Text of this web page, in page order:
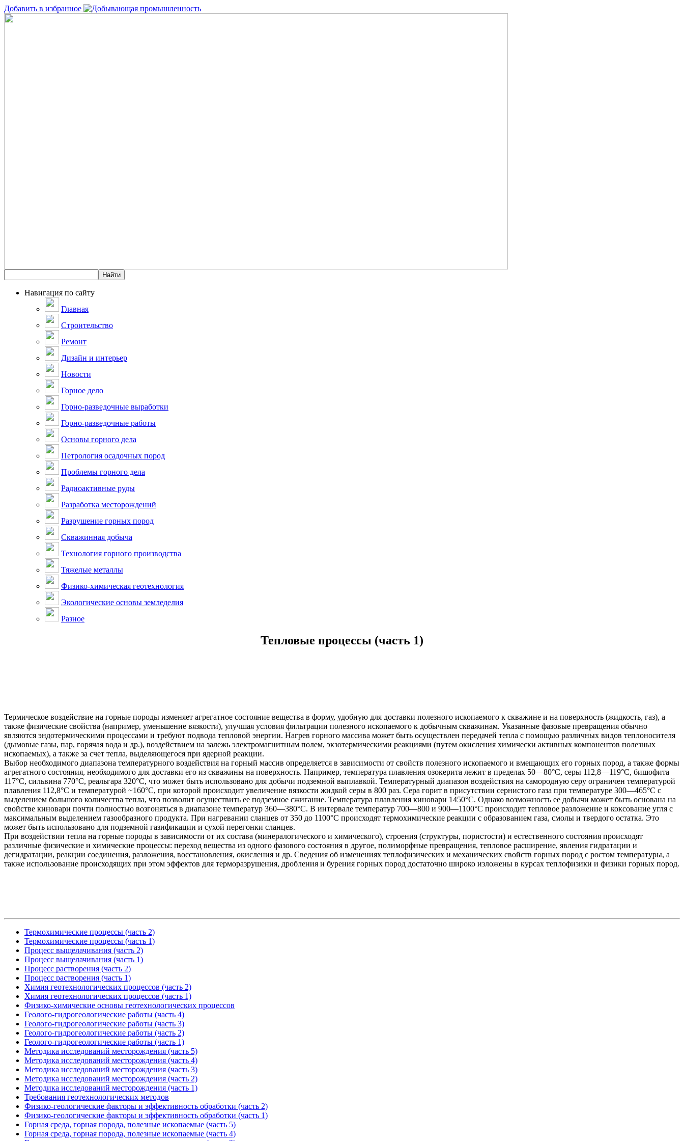
Добавить в избранное
Навигация по сайту
Главная
Строительство
Ремонт
Дизайн и интерьер
Новости
Горное дело
Горно-разведочные выработки
Горно-разведочные работы
Основы горного дела
Петрология осадочных пород
Проблемы горного дела
Радиоактивные руды
Разработка месторождений
Разрушение горных пород
Скважинная добыча
Технология горного производства
Тяжелые металлы
Физико-химическая геотехнология
Экологические основы земледелия
Разное
Тепловые процессы (часть 1)
Термическое воздействие на горные породы изменяет агрегатное состояние вещества в форму, удобную для доставки полезного ископаемого к скважине и на поверхность (жидкость, газ), а
также физические свойства (например, уменьшение вязкости), улучшая условия фильтрации полезного ископаемого к добычным скважинам. Указанные фазовые превращения обычно
являются эндотермическими процессами и требуют подвода тепловой энергии. Нагрев горного массива может быть осуществлен передачей тепла с помощью различных видов теплоносителя
(дымовые газы, пар, горячая вода и др.), воздействием на залежь электромагнитным полем, экзотермическими реакциями (путем окисления химически активных компонентов полезных
ископаемых), а также за счет тепла, выделяющегося при ядерной реакции.
Выбор необходимого диапазона температурного воздействия на горный массив определяется в зависимости от свойств полезного ископаемого и вмещающих его горных пород, а также формы
агрегатного состояния, необходимого для доставки его из скважины на поверхность. Например, температура плавления озокерита лежит в пределах 50—80°С, серы 112,8—119°С, бишофита
117°С, сильвина 770°С, реальгара 320°С, что может быть использовано для добычи подземной выплавкой. Температурный диапазон воздействия на самородную серу ограничен температурой
плавления 112,8°С и температурой ~160°С, при которой происходит увеличение вязкости жидкой серы в 800 раз. Сера горит в присутствии сернистого газа при температуре 300—465°С с
выделением большого количества тепла, что позволит осуществить ее подземное сжигание. Температура плавления киновари 1450°С. Однако возможность ее добычи может быть основана на
свойстве киновари почти полностью возгоняться в диапазоне температур 360—380°С. В интервале температур 700—800 и 900—1100°С происходит тепловое разложение и коксование угля с
максимальным выделением газообразного продукта. При нагревании сланцев от 350 до 1100°С происходят термохимические реакции с образованием газа, смолы и твердого остатка. Это
может быть использовано для подземной газификации и сухой перегонки сланцев.
При воздействии тепла на горные породы в зависимости от их состава (минералогического и химического), строения (структуры, пористости) и естественного состояния происходят
различные физические и химические процессы: переход вещества из одного фазового состояния в другое, полиморфные превращения, тепловое расширение, явления гидратации и
дегидратации, реакции соединения, разложения, восстановления, окисления и др. Сведения об изменениях теплофизических и механических свойств горных пород с ростом температуры, а
также использование происходящих при этом эффектов для терморазрушения, дробления и бурения горных пород достаточно широко изложены в курсах теплофизики и физики горных пород.
Термохимические процессы (часть 2)
Термохимические процессы (часть 1)
Процесс выщелачивания (часть 2)
Процесс выщелачивания (часть 1)
Процесс растворения (часть 2)
Процесс растворения (часть 1)
Химия геотехнологических процессов (часть 2)
Химия геотехнологических процессов (часть 1)
Физико-химические основы геотехнологических процессов
Геолого-гидрогеологические работы (часть 4)
Геолого-гидрогеологические работы (часть 3)
Геолого-гидрогеологические работы (часть 2)
Геолого-гидрогеологические работы (часть 1)
Методика исследований месторождения (часть 5)
Методика исследований месторождения (часть 4)
Методика исследований месторождения (часть 3)
Методика исследований месторождения (часть 2)
Методика исследований месторождения (часть 1)
Требования геотехнологических методов
Физико-геологические факторы и эффективность обработки (часть 2)
Физико-геологические факторы и эффективность обработки (часть 1)
Горная среда, горная порода, полезные ископаемые (часть 5)
Горная среда, горная порода, полезные ископаемые (часть 4)